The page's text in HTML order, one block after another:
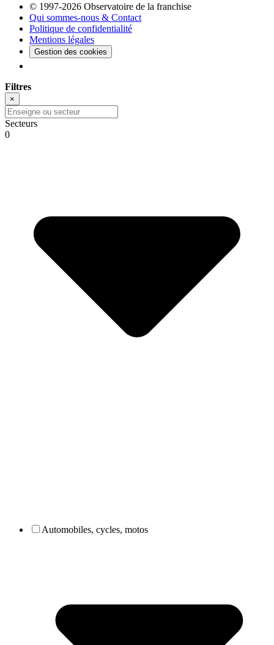
© 1997-2026 Observatoire de la franchise
Qui sommes-nous & Contact
Politique de confidentialité
Mentions légales
Gestion des cookies
Filtres
×
Secteurs
0
Automobiles, cycles, motos